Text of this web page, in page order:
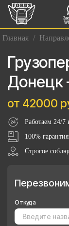
Главная /
Донецк
от 42000
Работаем 24/7
100%
Строгое
Откуда